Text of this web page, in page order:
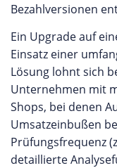
Bezahlversionen
Ein Upgrade auf
Einsatz einer
Lösung lohnt sich
Unternehmen mit
Shops, bei denen
Umsatzeinbußen
Prüfungsfrequenz
detaillierte